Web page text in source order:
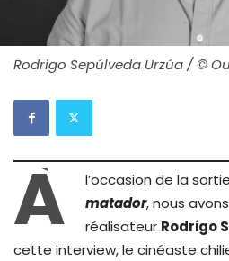
Rodrigo Sepúlveda Urzúa / ©
À l’occasion de la
matador, nous
réalisateur Rodrigo
cette interview, le cinéaste